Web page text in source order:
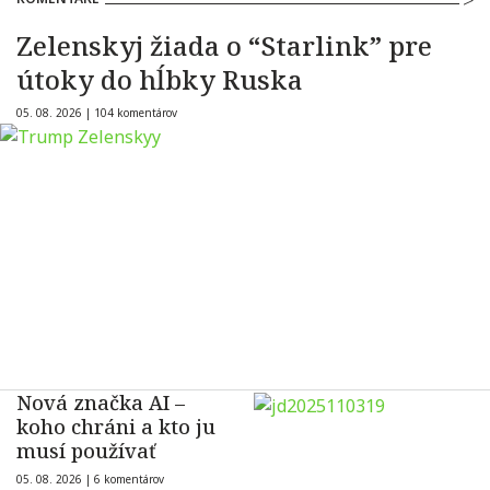
Zelenskyj žiada o “Starlink” pre
útoky do hĺbky Ruska
05. 08. 2026 | 104 komentárov
Nová značka AI –
koho chráni a kto ju
musí používať
05. 08. 2026 | 6 komentárov